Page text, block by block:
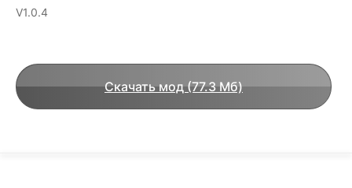
V1.0.4
Скачать мод (77.3 Мб)